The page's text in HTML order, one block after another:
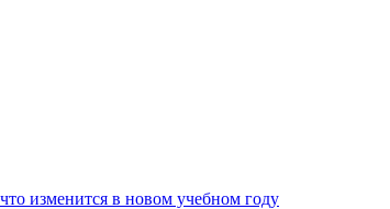
изменится в новом учебном году